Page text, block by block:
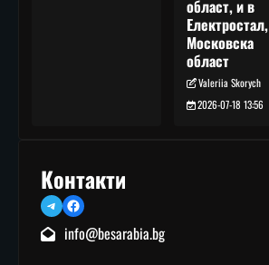
област, и в
Електростал,
Московска
област
Valeriia Skorych
2026-07-18 13:56
Контакти
TelegramFacebook
info@besarabia.bg